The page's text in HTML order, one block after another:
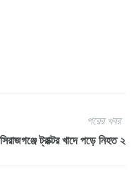
পরের খবর
সিরাজগঞ্জে ট্রাক্টর খাদে পড়ে নিহত ২